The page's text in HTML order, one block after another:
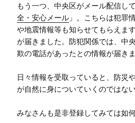
もう一つ、中央区がメール配信し
全・安心メール 」。こちらは犯罪
や地震情報等も知らせてもらえま
が届きました。防犯関係では、中
欺の電話があったとの情報が届きま
日々情報を受取っていると、防災
が自然に身についていくのではな
みなさんも是非登録してみては如